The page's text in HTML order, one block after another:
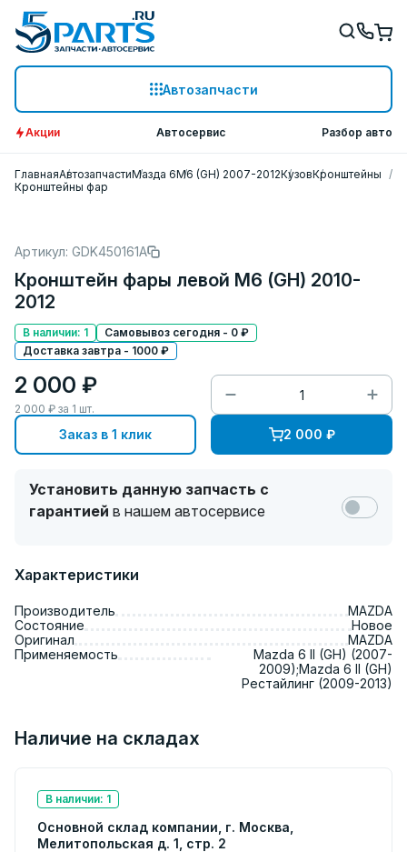
Автозапчасти
Акции Автосервис Разбор авто
ГлавнаяАвтозапчастиМазда 6M6 (GH) 2007-2012КузовКронштейны
Кронштейны фар
Артикул: GDK450161A
Кронштейн фары левой M6 (GH) 2010-
2012
В наличии: 1
Самовывоз сегодня - 0 ₽
Доставка завтра - 1000 ₽
2 000 ₽
2 000 ₽ за 1 шт.
Заказ в 1 клик 2 000 ₽
Установить данную запчасть с
гарантией в нашем автосервисе
Характеристики
Производитель
MAZDA
Состояние
Новое
Оригинал
MAZDA
Применяемость
Mazda 6 II (GH) (2007-
2009);Mazda 6 II (GH)
Рестайлинг (2009-2013)
Наличие на складах
В наличии: 1
Основной склад компании, г. Москва,
Мелитопольская д. 1, стр. 2